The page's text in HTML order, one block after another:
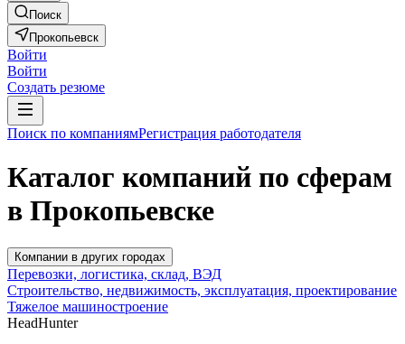
Поиск
Прокопьевск
Войти
Войти
Создать резюме
Поиск по компаниямРегистрация работодателя
Каталог компаний по сферам
в Прокопьевске
Компании в других городах
Перевозки, логистика, склад, ВЭД
Строительство, недвижимость, эксплуатация, проектирование
Тяжелое машиностроение
HeadHunter